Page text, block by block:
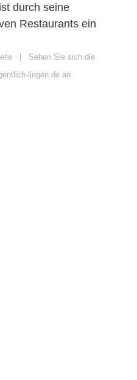
durch seine
Restaurants ein
| Sehen Sie sich die
lingen.de an